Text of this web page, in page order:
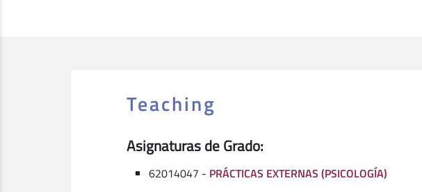
Teaching
Asignaturas de Grado:
62014047 - PRÁCTICAS EXTERNAS (PSICOLOGÍA)